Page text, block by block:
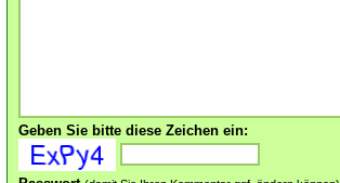
Geben Sie bitte diese Zeichen ein: